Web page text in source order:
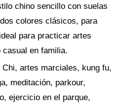
chino sencillo con suelas
colores clásicos, para
para practicar artes
en familia.
Chi, artes marciales, kung fu,
meditación, parkour,
ejercicio en el parque,